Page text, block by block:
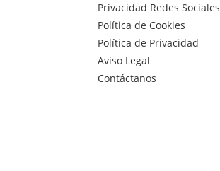
Privacidad Redes Sociales
Política de Cookies
Política de Privacidad
Aviso Legal
Contáctanos